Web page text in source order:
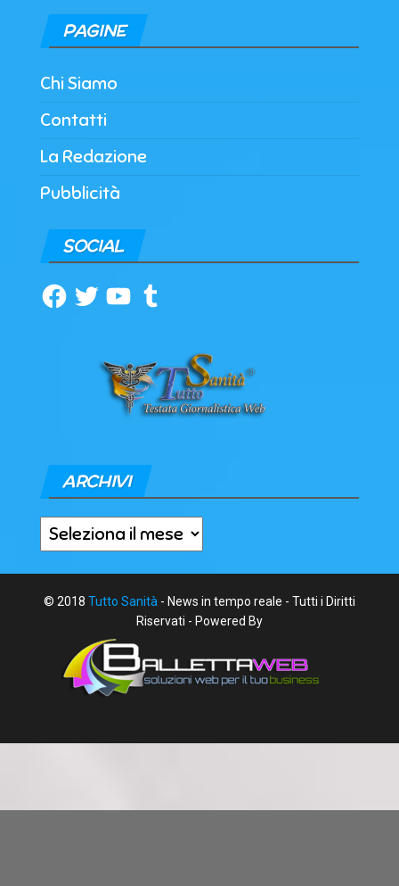
PAGINE
Chi Siamo
Contatti
La Redazione
Pubblicità
SOCIAL
Facebook
TwitterYouTubeTumblr
ARCHIVI
Archivi
© 2018 Tutto Sanità - News in tempo reale - Tutti i Diritti
Riservati - Powered By